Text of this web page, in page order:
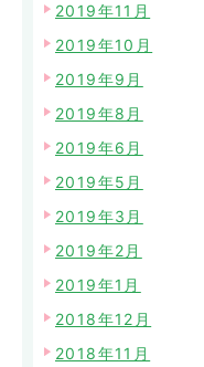
2019年11月
2019年10月
2019年9月
2019年8月
2019年6月
2019年5月
2019年3月
2019年2月
2019年1月
2018年12月
2018年11月